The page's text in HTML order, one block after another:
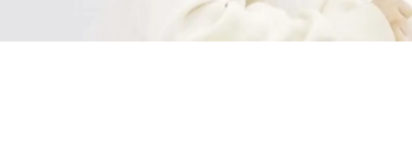
Q&A
介護福祉学科